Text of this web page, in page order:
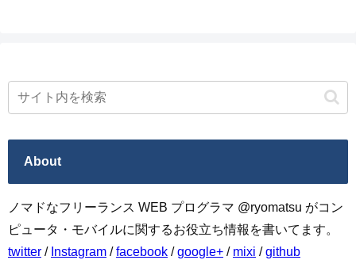
About
ノマドなフリーランス WEB プログラマ @ryomatsu がコン
ピュータ・モバイルに関するお役立ち情報を書いてます。
twitter / Instagram /facebook /google+ / mixi /github